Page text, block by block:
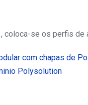
coloca-se os perfis de